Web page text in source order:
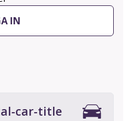
IN
car-title